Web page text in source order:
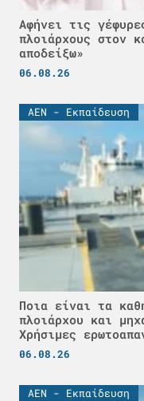
Αφήνει τις
πλοιάρχους στον
αποδείξω»
06.08.26
ΑΕΝ - Εκπαίδευση
Ποια είναι τα
πλοιάρχου και
Χρήσιμες
06.08.26
ΑΕΝ - Εκπαίδευση